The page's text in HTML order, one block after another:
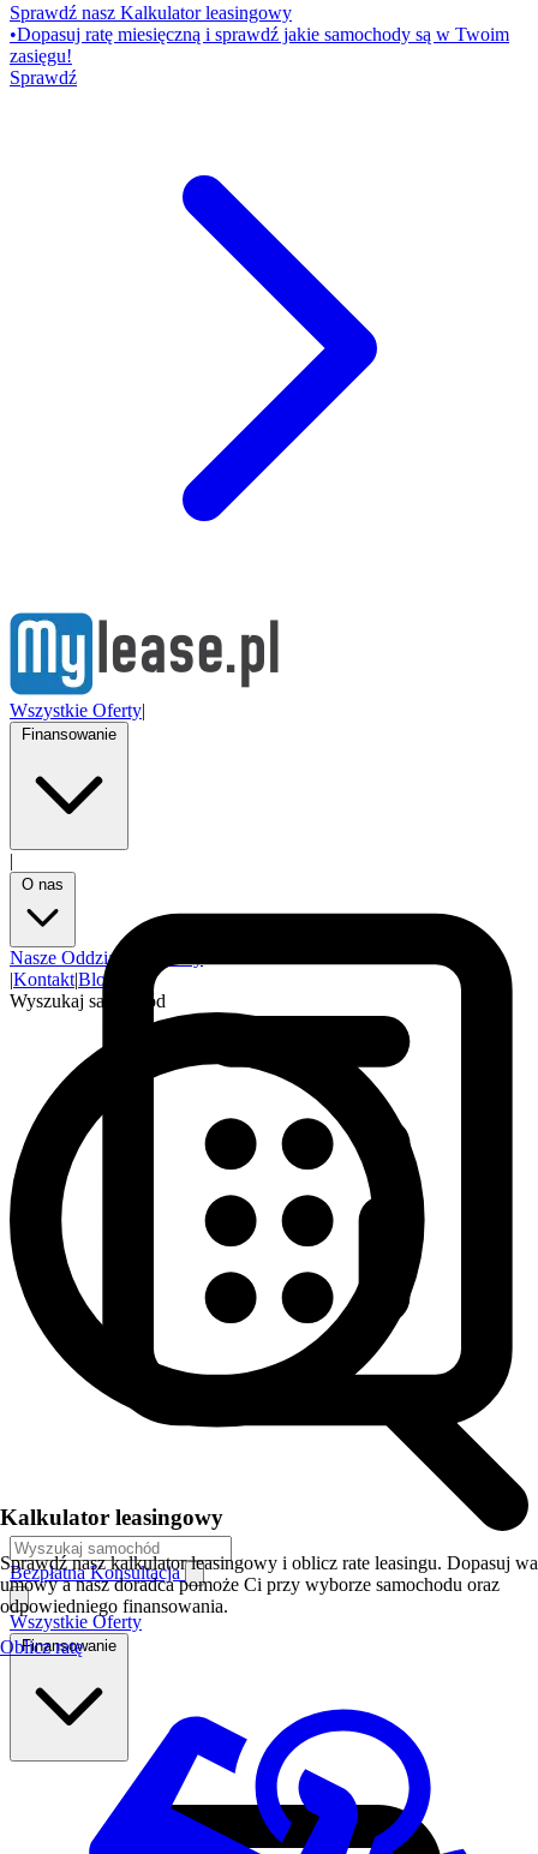
Sprawdź nasz Kalkulator leasingowy
•Dopasuj ratę miesięczną i sprawdź jakie samochody są w Twoim
zasięgu!
Sprawdź
Wszystkie Oferty|
|
Nasze Oddziały
|Kontakt|Blog
Wyszukaj samochód
Bezpłatna Konsultacja
Wszystkie Oferty
Finansowanie
Kalkulator leasingowy
Sprawdź nasz kalkulator leasingowy i oblicz rate leasingu. Dopasuj
umowy a nasz doradca pomoże Ci przy wyborze samochodu oraz
odpowiedniego finansowania.
Oblicz ratę